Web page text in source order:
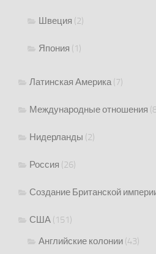
Швеция (2)
Япония (1)
Латинская Америка(7)
Международные отношения
Нидерланды (2)
Россия (26)
Создание Британской
США (151)
Английские колонии (43)